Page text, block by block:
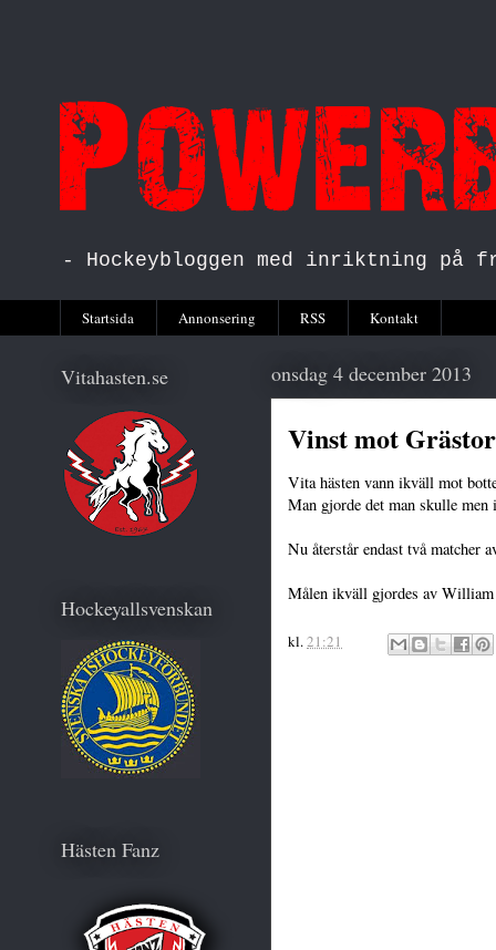
- Hockeybloggen med inriktning på
Startsida Annonsering RSS Kontakt
onsdag 4 december 2013
Vinst mot
Vita hästen vann ikväll mot
Man gjorde det man skulle men
Nu återstår endast två matcher
Målen ikväll gjordes av
kl.21:21
Vitahasten.se
Hockeyallsvenskan
Hästen Fanz